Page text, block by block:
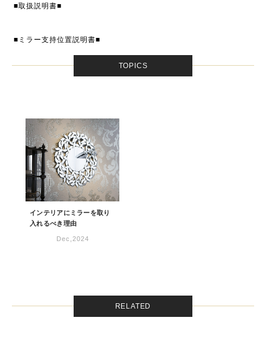
■取扱説明書■
■ミラー支持位置説明書■
TOPICS
インテリアにミラーを取り
入れるべき理由
Dec,2024
RELATED